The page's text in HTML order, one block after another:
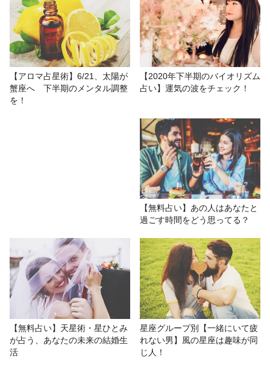
チュン・メッセージ】あなたの運勢
をあらわすカードは何？
# 12星座恋の運命 # LUA # おもしろ # 今月の運勢
# 星座占い/星占い # 恋愛
【アロマ占星術】6/21、太陽が
蟹座へ 下半期のメンタル調整
を！
【2020年下半期のバイオリズム
占い】運気の波をチェック！
【無料占い】あの人はあなたと
過ごす時間をどう思ってる？
【無料占い】天星術・星ひとみ
が占う、あなたの未来の結婚生
活
星座グループ別【一緒にいて疲
れない男】風の星座は趣味が同
じ人！